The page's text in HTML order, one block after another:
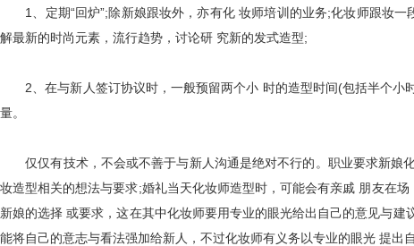
1、定期“回炉”;除新娘跟妆外，亦有化 妆师培训的业务;化妆师跟妆一
解最新的时尚元素，流行趋势，讨论研 究新的发式造型;
2、在与新人签订协议时，一般预留两个小 时的造型时间(包括半个小
量。
仅仅有技术，不会或不善于与新人沟通是绝对不行的。职业要求新娘
妆造型相关的想法与要求;婚礼当天化妆师造型时，可能会有亲戚 朋友在
新娘的选择 或要求，这在其中化妆师要用专业的眼光给出自己的意见与
能将自己的意志与看法强加给新人，不过化妆师有义务以专业的眼光 提出